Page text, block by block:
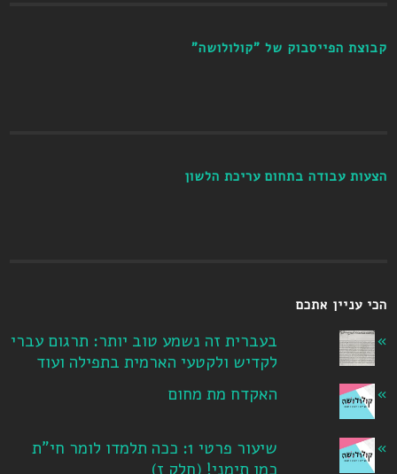
קבוצת הפייסבוק של "קולולושה"
הצעות עבודה בתחום עריכת הלשון
הכי עניין אתכם
בעברית זה נשמע טוב יותר: תרגום עברי
לקדיש ולקטעי הארמית בתפילה ועוד
האקדח מת מחום
שיעור פרטי 1: ככה תלמדו לומר חי"ת